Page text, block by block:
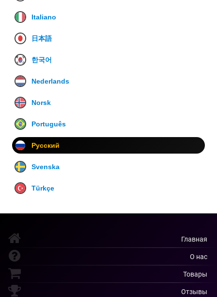
Italiano
日本語
한국어
Nederlands
Norsk
Português
Русский
Svenska
Türkçe
Главная
О нас
Товары
Отзывы